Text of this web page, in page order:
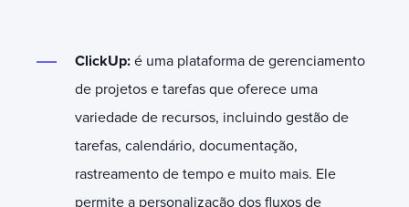
ClickUp: é uma plataforma de gerenciamento
de projetos e tarefas que oferece uma
variedade de recursos, incluindo gestão de
tarefas, calendário, documentação,
rastreamento de tempo e muito mais. Ele
permite a personalização dos fluxos de